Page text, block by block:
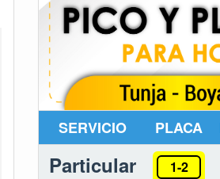
SERVICIO PLACA
Particular 1-2